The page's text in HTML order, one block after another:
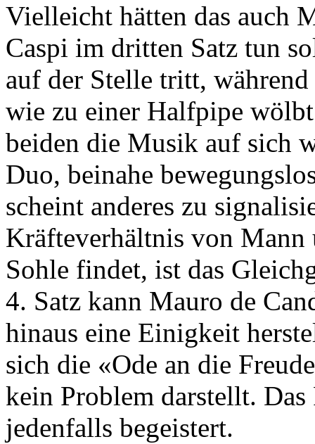
Vielleicht hätten das auch
Caspi im dritten Satz tun
auf der Stelle tritt,
wie zu einer Halfpipe
beiden die Musik auf sich
Duo, beinahe
scheint anderes zu
Kräfteverhältnis von Mann
Sohle findet, ist das
4. Satz kann Mauro de
hinaus eine Einigkeit
sich die «Ode an die
kein Problem darstellt.
jedenfalls begeistert.